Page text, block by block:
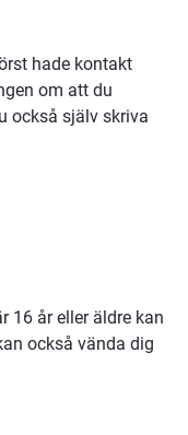
hade kontakt
om att du
också själv skriva
16 år eller äldre kan
också vända dig